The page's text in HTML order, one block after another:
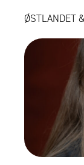
ØSTLANDET